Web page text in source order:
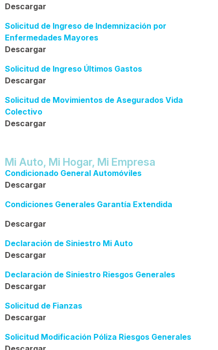
Descargar
Solicitud de Ingreso de Indemnización por
Enfermedades Mayores
Descargar
Solicitud de Ingreso Últimos Gastos
Descargar
Solicitud de Movimientos de Asegurados Vida
Colectivo
Descargar
Mi Auto, Mi Hogar, Mi Empresa
Condicionado General Automóviles
Descargar
Condiciones Generales Garantía Extendida
Descargar
Declaración de Siniestro Mi Auto
Descargar
Declaración de Siniestro Riesgos Generales
Descargar
Solicitud de Fianzas
Descargar
Solicitud Modificación Póliza Riesgos Generales